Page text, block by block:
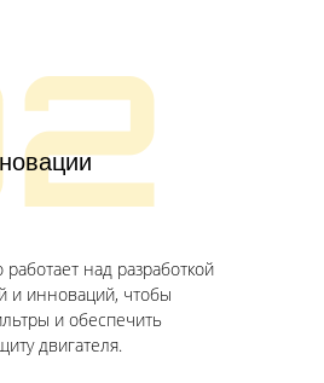
над разработкой
и инноваций, чтобы
и обеспечить
двигателя.